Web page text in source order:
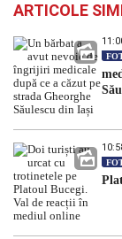
ARTICOLE